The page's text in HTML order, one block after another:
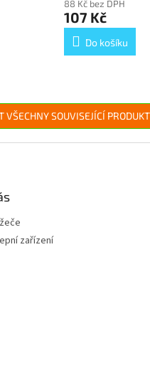
88 Kč bez DPH
107 Kč
Do košíku
VŠECHNY SOUVISEJÍCÍ
zařízení